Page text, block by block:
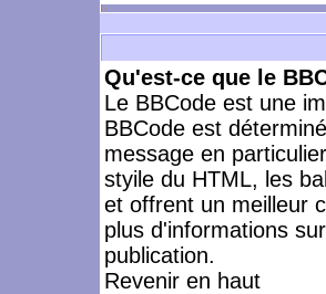
Qu'est-ce que le
Le BBCode est une
BBCode est
message en
styile du HTML, les
et offrent un meilleur
plus d'informations
publication.
Revenir en haut